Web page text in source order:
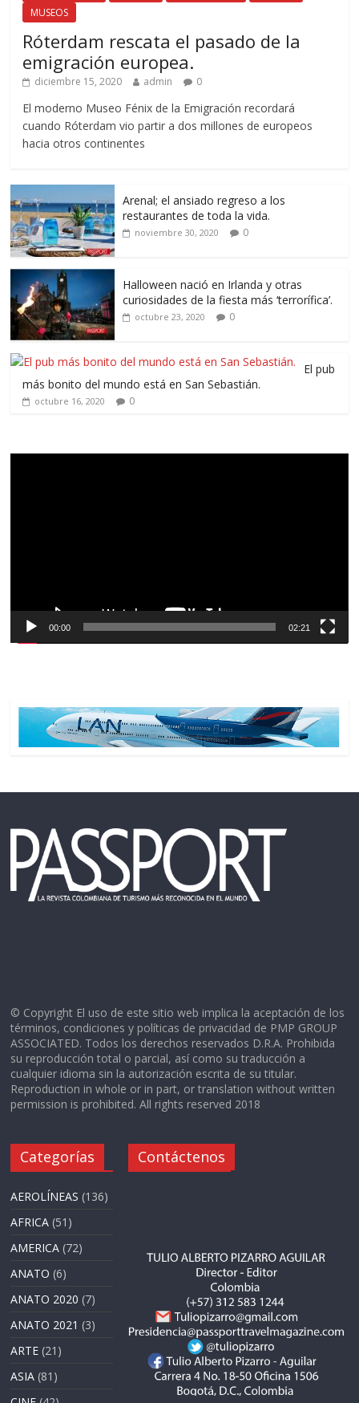
MUSEOS
Róterdam rescata el pasado de la
emigración europea.
diciembre 15, 2020 admin 0
El moderno Museo Fénix de la Emigración recordará
cuando Róterdam vio partir a dos millones de europeos
hacia otros continentes
Arenal; el ansiado regreso a los
restaurantes de toda la vida.
noviembre 30, 2020 0
Halloween nació en Irlanda y otras
curiosidades de la fiesta más ‘terrorífica’.
octubre 23, 2020 0
El pub
más bonito del mundo está en San Sebastián.
octubre 16, 2020 0
00:00 02:21
© Copyright El uso de este sitio web implica la aceptación de los
términos, condiciones y políticas de privacidad de PMP GROUP
ASSOCIATED. Todos los derechos reservados D.R.A. Prohibida
su reproducción total o parcial, así como su traducción a
cualquier idioma sin la autorización escrita de su titular.
Reproduction in whole or in part, or translation without written
permission is prohibited. All rights reserved 2018
Categorías
AEROLÍNEAS (136)
AFRICA (51)
AMERICA (72)
ANATO (6)
ANATO 2020 (7)
ANATO 2021 (3)
ARTE (21)
ASIA (81)
Contáctenos